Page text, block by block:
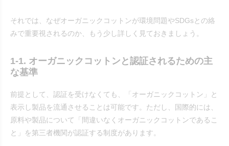
それでは、なぜオーガニックコットンが環境問題やSDGsとの絡
みで重要視されるのか、もう少し詳しく見ておきましょう。
1-1. オーガニックコットンと認証されるための主
な基準
前提として、認証を受けなくても、「オーガニックコットン」と
表示し製品を流通させることは可能です。ただし、国際的には、
原料や製品について「間違いなくオーガニックコットンであるこ
と」を第三者機関が認証する制度があります。